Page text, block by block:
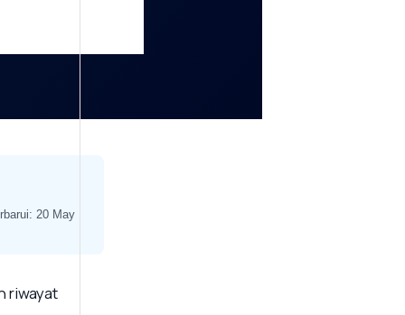
20 May
riwayat